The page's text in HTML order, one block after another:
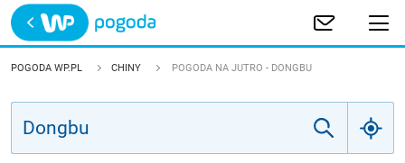
Trwa ładowanie
POLSKA
POGODA WP.PL CHINY POGODA NA JUTRO - DONGBU